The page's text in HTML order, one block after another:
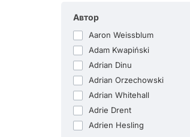
Автор
Aaron Weissblum
Adam Kwapiński
Adrian Dinu
Adrian Orzechowski
Adrian Whitehall
Adrie Drent
Adrien Hesling